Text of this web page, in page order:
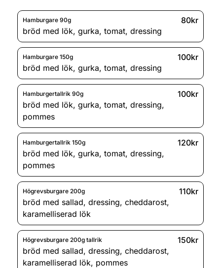
Hamburgare 90g
80kr
bröd med lök, gurka, tomat, dressing
Hamburgare 150g
100kr
bröd med lök, gurka, tomat, dressing
Hamburgertallrik 90g
100kr
bröd med lök, gurka, tomat, dressing,
pommes
Hamburgertallrik 150g
120kr
bröd med lök, gurka, tomat, dressing,
pommes
Högrevsburgare 200g
110kr
bröd med sallad, dressing, cheddarost,
karamelliserad lök
Högrevsburgare 200g tallrik
150kr
bröd med sallad, dressing, cheddarost,
karamelliserad lök, pommes